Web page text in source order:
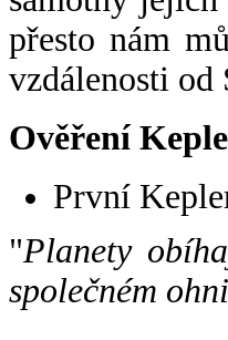
přesto nám
vzdálenosti od
Ověření
První
"Planety
společném